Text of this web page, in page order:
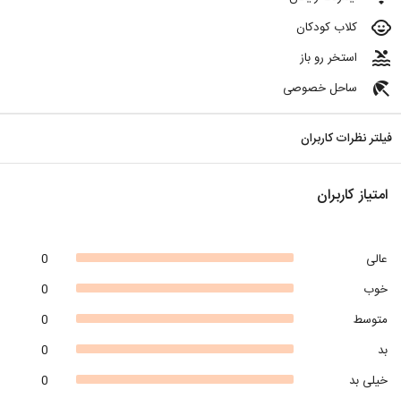
child_care کلاب کودکان
pool استخر رو باز
beach_access ساحل خصوصی
فیلتر نظرات کاربران
امتیاز کاربران
0
عالی
0
خوب
0
متوسط
0
بد
0
خیلی بد